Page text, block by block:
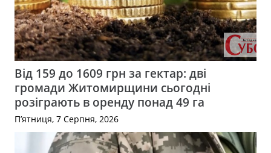
Від 159 до 1609 грн за гектар: дві
громади Житомирщини сьогодні
розіграють в оренду понад 49 га
П’ятниця, 7 Серпня, 2026